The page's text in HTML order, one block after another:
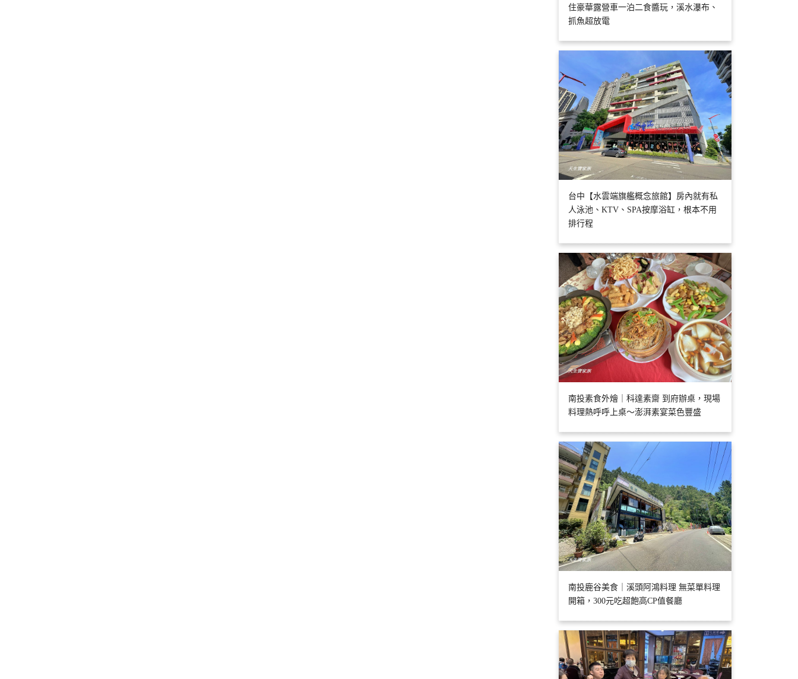
住豪華露營車一泊二食醬玩，溪水瀑布、
抓魚超放電
台中【水雲端旗艦概念旅館】房內就有私
人泳池、KTV、SPA按摩浴缸，根本不用
排行程
南投素食外燴｜科達素齋 到府辦桌，現場
料理熱呼呼上桌～澎湃素宴菜色豐盛
南投鹿谷美食｜溪頭阿鴻料理 無菜單料理
開箱，300元吃超飽高CP值餐廳